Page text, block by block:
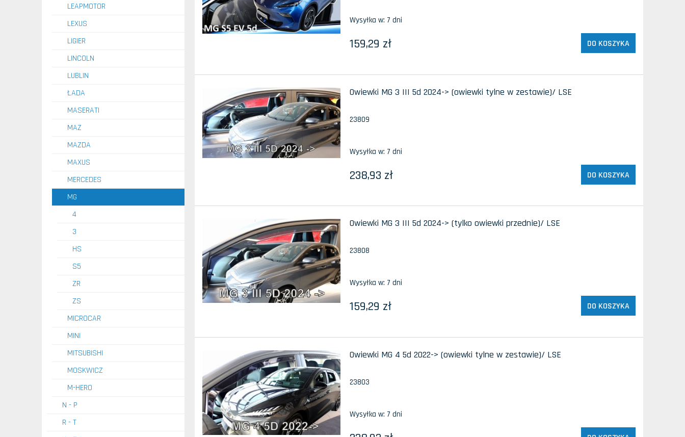
LEAPMOTOR
LEXUS
LIGIER
LINCOLN
LUBLIN
ŁADA
MASERATI
MAZ
MAZDA
MAXUS
MERCEDES
MG
4
3
HS
S5
ZR
ZS
MICROCAR
MINI
MITSUBISHI
MOSKWICZ
M-HERO
N - P
R - T
Wysyłka w: 7 dni
159,29 zł DO KOSZYKA
Owiewki MG 3 III 5d 2024-> (owiewki tylne w zestawie)/ LSE
23809
Wysyłka w: 7 dni
238,93 zł DO KOSZYKA
Owiewki MG 3 III 5d 2024-> (tylko owiewki przednie)/ LSE
23808
Wysyłka w: 7 dni
159,29 zł DO KOSZYKA
Owiewki MG 4 5d 2022-> (owiewki tylne w zestawie)/ LSE
23803
Wysyłka w: 7 dni